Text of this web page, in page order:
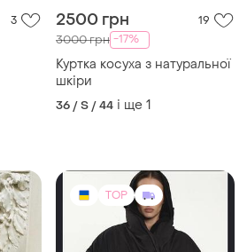
3 2500 грн 19
3000 грн -17%
Куртка косуха з натуральної
шкіри
36 / S / 44 і ще 1
TOP